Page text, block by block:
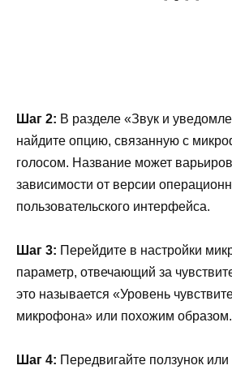
Шаг 2: В разделе «Звук и
найдите опцию, связанную с
голосом. Название может
зависимости от версии
пользовательского интерфейса.
Шаг 3: Перейдите в настройки
параметр, отвечающий за
это называется «Уровень
микрофона» или похожим образом.
Шаг 4: Передвигайте ползунок